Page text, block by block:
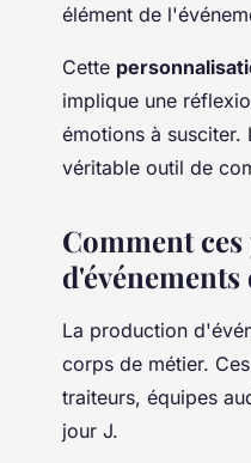
élément de
Cette
implique une
émotions à susciter.
véritable outil de
Comment
La production
corps de métier.
traiteurs, équipes
jour J.